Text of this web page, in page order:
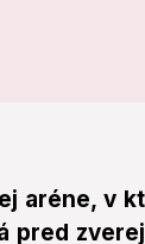
aréne, v
pred